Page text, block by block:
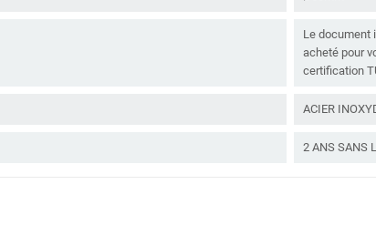
Le document
acheté pour
certification
ACIER
2 ANS SANS